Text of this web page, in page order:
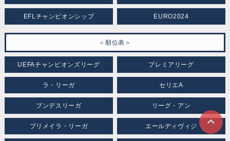
EFLチャンピオンシップ EURO2024
＜順位表＞
UEFAチャンピオンズリーグ プレミアリーグ
ラ・リーガ セリエA
ブンデスリーガ リーグ・アン
プリメイラ・リーガ エールディヴィジ